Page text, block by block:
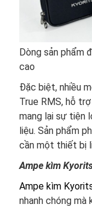
Dòng sản phẩm
cao
Đặc biệt, nhiều
True RMS, hỗ
mang lại sự tiện
liệu. Sản phẩm
cần một thiết bị
Ampe kìm
Ampe kìm
nhanh chóng mà